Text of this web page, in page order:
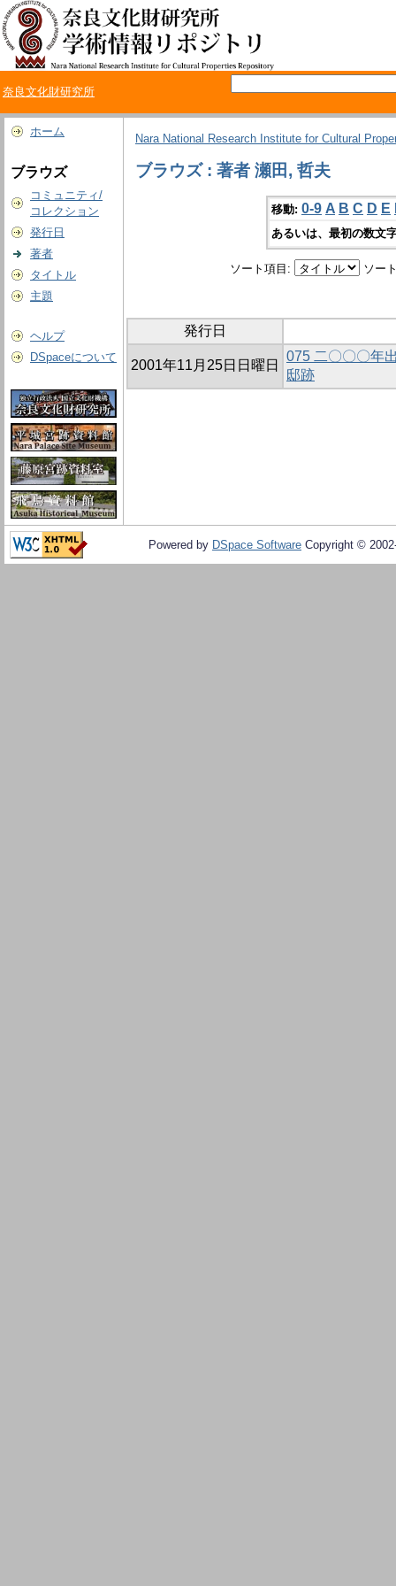
奈良文化財研究所
ホーム
ブラウズ
コミュニティ/
コレクション
発行日
著者
タイトル
主題
ヘルプ
DSpaceについて
Nara National Research Institute for Cultural
ブラウズ : 著者 瀬田, 哲夫
移動: 0-9 A B C D E
あるいは、最初の数文
ソート項目: ソー
発行日
2001年11月25日日曜日
075 二〇〇〇年
邸跡
Powered by DSpace Software Copyright ©